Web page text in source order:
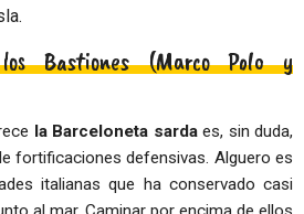
Bastiones (Marco Polo y
la Barceloneta sardaes, sin duda,
fortificaciones defensivas. Alguero es
italianas que ha conservado casi